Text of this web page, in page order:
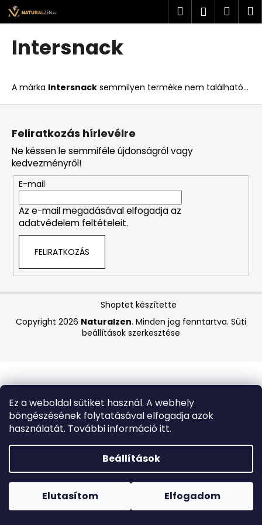
Ez a weboldal sütiket használ. A webhely
böngészésének folytatásával elfogadja azok
használatát. További információ itt.
Beállítások
Elutasítom Elfogadom
Ugrás
fő
tartalomhoz
Forró napokon nem javasoljuk a csomagautomatákba
történő kézbesítést. A magas hőmérsékletre érzékeny
termékek átvételkor nem biztos, hogy optimális állapotban
Keresés
Intersnack
A márka Intersnack semmilyen terméke nem található...
K
o
i
t
k
e
r
e
s
?
A
á
u
k
BEAUTY
OF
JOSEON
STICK
MUGWORT
CAMELIA
SPF50+/PA++++,
L
Feliratkozás hírlevélre
Ne késsen le semmiféle újdonságról vagy
kedvezményről!
E-mail
Az e-mail megadásával elfogadja az
adatvédelem feltételeit.
FELIRATKOZÁS
Shoptet készítette
Copyright 2026 Naturalzen. Minden jog fenntartva. Süti
beállítások szerkesztése